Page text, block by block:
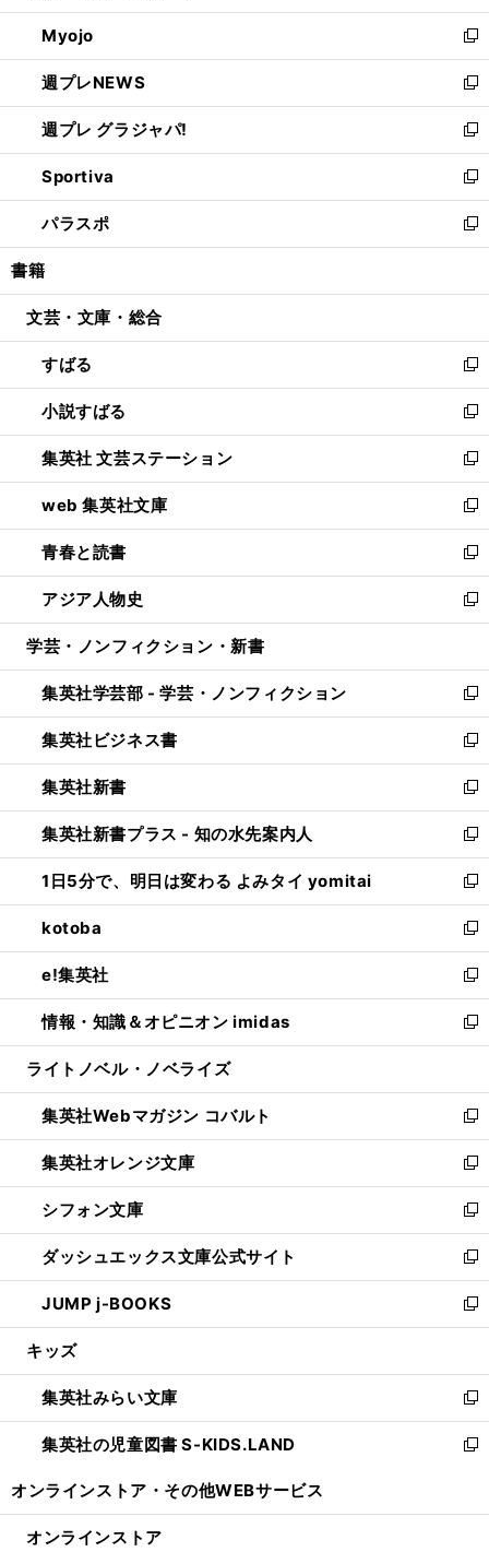
開
く
ウ
で
開
く
ン
ド
ウ
で
開
く
ウ
ィ
ン
ド
ウ
で
開
く
Myojo
新
し
い
ウ
ィ
ン
ド
ウ
で
開
週プレNEWS
新
し
い
ウ
ィ
ン
ド
ウ
開
週プレ グラジャパ!
新
し
い
ウ
ィ
ン
ウ
開
く
Sportiva
新
し
い
ウ
ン
ウ
で
開
く
パラスポ
新
し
ウ
ン
ド
ウ
で
開
く
書籍
文芸・文庫・総合
すばる
新
し
い
ウ
ィ
ン
ド
ウ
で
開
く
小説すばる
新
し
い
ウ
ィ
ン
ド
ウ
で
開
集英社 文芸ステーション
新
し
い
ウ
ィ
ン
ド
ウ
開
く
web 集英社文庫
新
し
い
ウ
ィ
ン
ウ
で
開
く
青春と読書
新
し
い
ウ
ン
ド
ウ
で
開
く
アジア人物史
新
し
ウ
ィ
ン
ド
ウ
で
開
く
学芸・ノンフィクション・新書
集英社学芸部 - 学芸・ノンフィクション
新
し
い
ウ
ィ
ン
ド
ウ
で
開
く
集英社ビジネス書
新
し
い
ウ
ィ
ン
ド
ウ
で
開
く
集英社新書
新
し
い
ウ
ィ
ン
ド
ウ
で
開
く
集英社新書プラス - 知の水先案内人
新
し
い
ウ
ィ
ン
ド
ウ
で
開
1日5分で、明日は変わる よみタイ yomitai
新
し
い
ウ
ィ
ン
ド
ウ
開
く
kotoba
新
し
い
ウ
ィ
ン
ウ
で
開
く
e!集英社
新
し
い
ウ
ン
ド
ウ
で
開
く
情報・知識＆オピニオン imidas
新
し
ウ
ィ
ン
ド
ウ
で
開
く
ライトノベル・ノベライズ
集英社Webマガジン コバルト
新
し
い
ウ
ィ
ン
ド
ウ
で
開
集英社オレンジ文庫
新
し
い
ウ
ィ
ン
ド
ウ
開
く
シフォン文庫
新
し
い
ウ
ィ
ン
ウ
で
開
く
ダッシュエックス文庫公式サイト
新
し
い
ウ
ン
ド
ウ
で
JUMP j-BOOKS
新
し
ウ
ィ
ン
ド
開
キッズ
集英社みらい文庫
新
し
い
ン
集英社の児童図書 S-KIDS.LAND
新
ウ
オンラインストア・ その他WEBサービス
オンラインストア